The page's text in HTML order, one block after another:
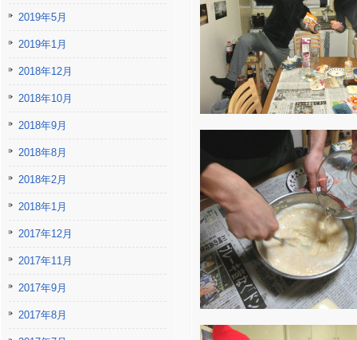
2019年5月
2019年1月
2018年12月
2018年10月
2018年9月
2018年8月
2018年2月
2018年1月
2017年12月
2017年11月
2017年9月
2017年8月